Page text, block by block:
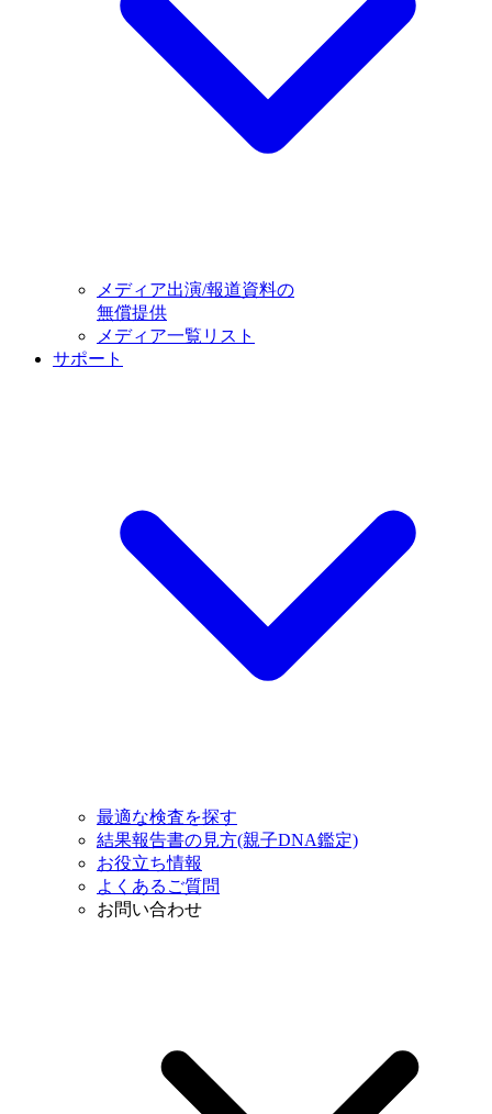
メディア出演/報道資料の
無償提供
メディア一覧リスト
サポート
最適な検査を探す
結果報告書の見方(親子DNA鑑定)
お役立ち情報
よくあるご質問
お問い合わせ